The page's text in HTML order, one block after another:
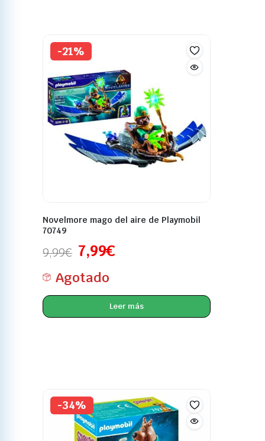
-21%
Novelmore mago del aire de Playmobil
70749
9,99€ 7,99€
Agotado
Leer más
-34%